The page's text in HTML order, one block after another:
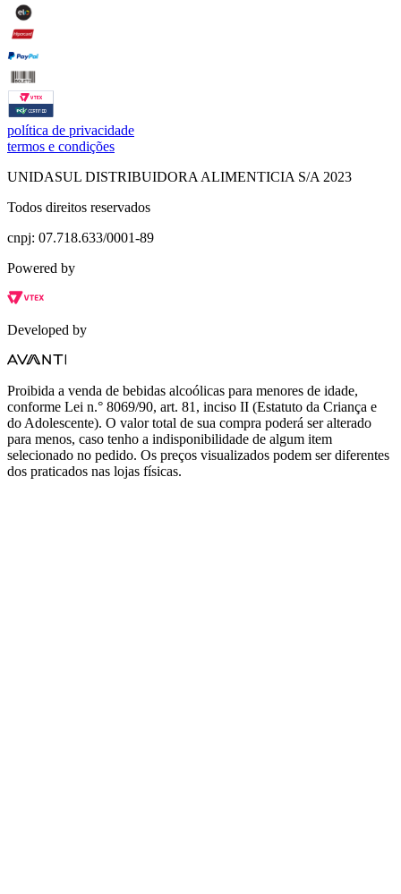
política de privacidade
termos e condições
UNIDASUL DISTRIBUIDORA ALIMENTICIA S/A 2023
Todos direitos reservados
cnpj: 07.718.633/0001-89
Powered by
Developed by
Proibida a venda de bebidas alcoólicas para menores de idade,
conforme Lei n.° 8069/90, art. 81, inciso II (Estatuto da Criança e
do Adolescente). O valor total de sua compra poderá ser alterado
para menos, caso tenho a indisponibilidade de algum item
selecionado no pedido. Os preços visualizados podem ser diferentes
dos praticados nas lojas físicas.